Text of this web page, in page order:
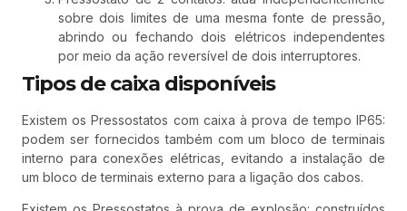
sobre dois limites de uma mesma fonte de pressão,
abrindo ou fechando dois elétricos independentes
por meio da ação reversível de dois interruptores.
Tipos de caixa disponíveis
Existem os Pressostatos com caixa à prova de tempo IP65:
podem ser fornecidos também com um bloco de terminais
interno para conexões elétricas, evitando a instalação de
um bloco de terminais externo para a ligação dos cabos.